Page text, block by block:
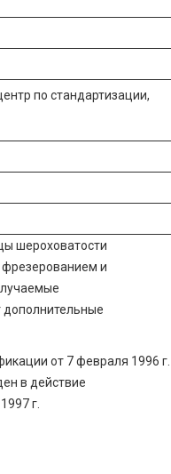
по стандартизации,
шероховатости
и
дополнительные
от 7 февраля 1996 г.
в действие
г.